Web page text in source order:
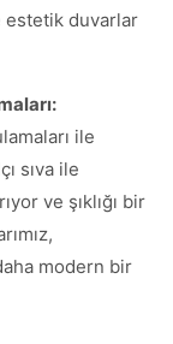
estetik duvarlar
ile
sıva ile
ve şıklığı bir
modern bir